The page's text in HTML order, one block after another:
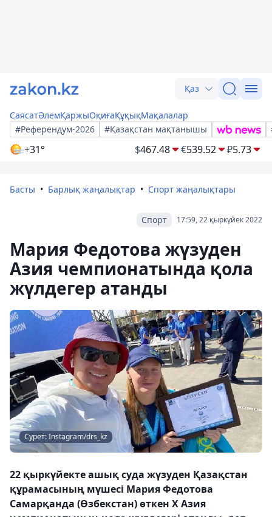
Қаз
СаясатӘлемҚаржыОқиғаҚұқықМақалалар
#Референдум-2026
#Қазақстан мақтанышы
+31° $467.48 €539.52 ₽5.73
Басты Барлық жаңалықтар Спорт жаңалықтары
17:59, 22 қыркүйек 2022
Спорт
Мария Федотова жүзуден
Азия чемпионатында қола
жүлдегер атанды
Сурет: Instagram/drs_kz
22 қыркүйекте ашық суда жүзуден Қазақстан
құрамасының мүшесі Мария Федотова
Самарқанда (Өзбекстан) өткен Х Азия